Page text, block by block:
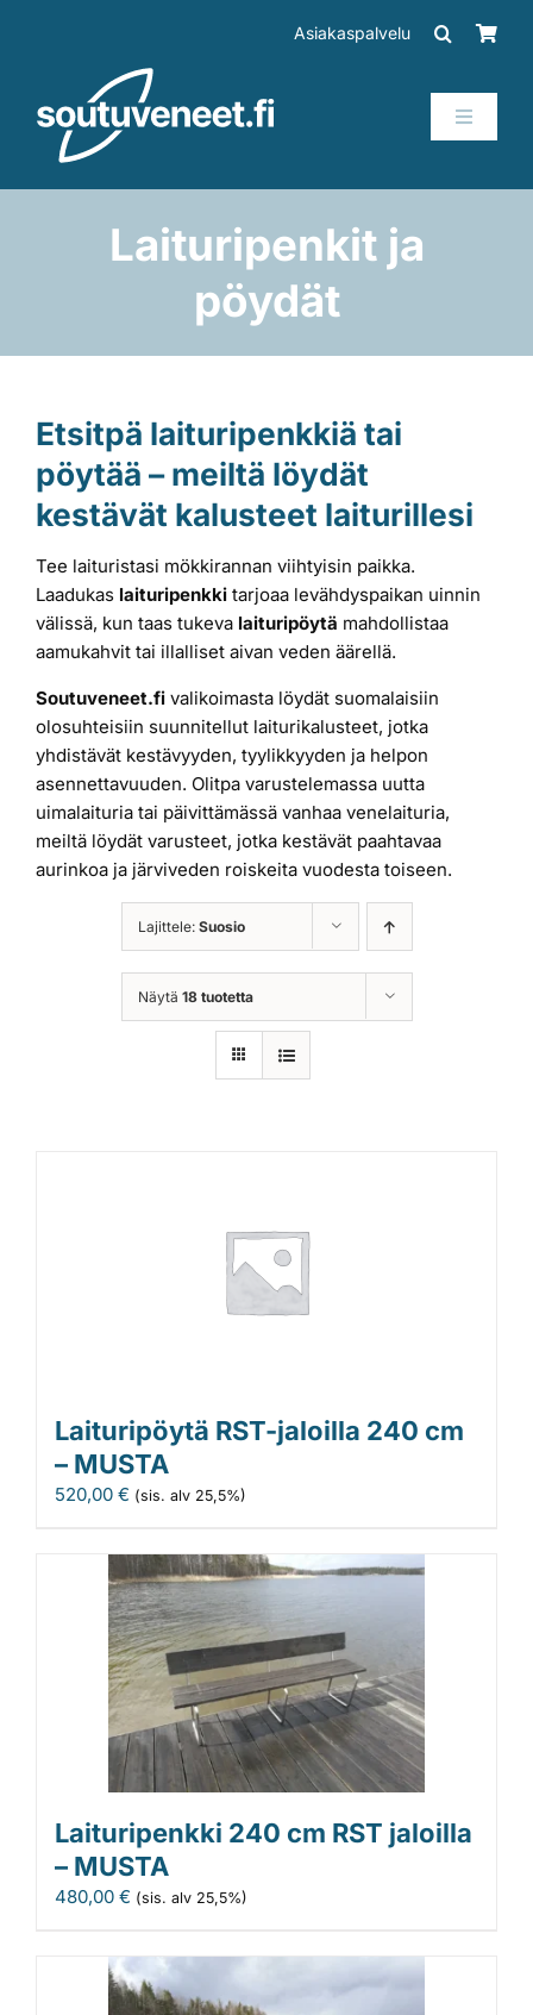
Asiakaspalvelu
Toggle
Perämoottorit
Tarvikkeet
Laiturit
Valmistajat
Rahoitus
Asiakaskokemuksia
Laituripenkit ja
pöydät
Etsitpä laituripenkkiä tai
pöytää – meiltä löydät
kestävät kalusteet laiturillesi
Tee laituristasi mökkirannan viihtyisin paikka.
Laadukas laituripenkki tarjoaa levähdyspaikan uinnin
välissä, kun taas tukeva laituripöytä mahdollistaa
aamukahvit tai illalliset aivan veden äärellä.
Soutuveneet.fi valikoimasta löydät suomalaisiin
olosuhteisiin suunnitellut laiturikalusteet, jotka
yhdistävät kestävyyden, tyylikkyyden ja helpon
asennettavuuden. Olitpa varustelemassa uutta
uimalaituria tai päivittämässä vanhaa venelaituria,
meiltä löydät varusteet, jotka kestävät paahtavaa
aurinkoa ja järviveden roiskeita vuodesta toiseen.
Lajittele: Suosio
Näytä 18 tuotetta
Laituripöytä RST-jaloilla 240 cm
– MUSTA
520,00 € (sis. alv 25,5%)
Laituripenkki 240 cm RST jaloilla
– MUSTA
480,00 € (sis. alv 25,5%)